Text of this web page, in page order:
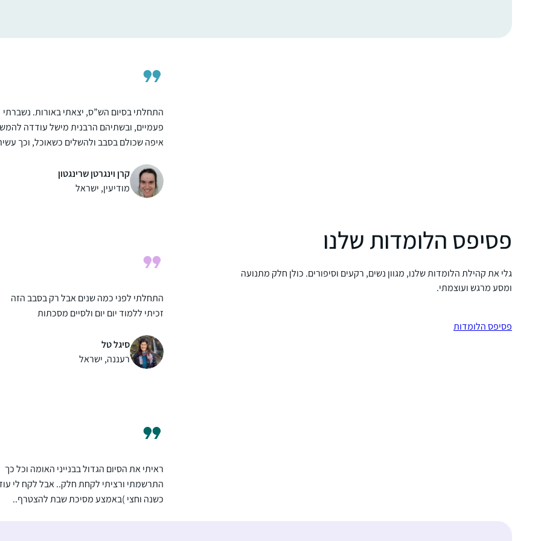
פסיפס הלומדות שלנו
גלי את קהילת הלומדות שלנו, מגוון נשים, רקעים וסיפורים. כולן חלק מתנועה
ומסע מרגש ועוצמתי.
פסיפס הלומדות
התחלתי בסיום הש”ס, יצאתי באורות. נשברתי
פעמיים, ובשתיהם הרבנית מישל עודדה
איפה שכולם בסבב ולהשלים כשאוכל, וכך
יום קצת, אפילו בחדר הלידה, בבידוד או בחו”ל.
לאט לאט יותר נינוחה בסוגיות. לא כולם מבינים
את הרצון, בפרט כפמניסטית. חשה סיפוק גדול
קרן וינגרטן שרינגטון
מודיעין, ישראל
התחלתי לפני כמה שנים אבל רק בסבב הזה
זכיתי ללמוד יום יום ולסיים מסכתות
סיגל טל
רעננה, ישראל
ראיתי את הסיום הגדול בבנייני האומה וכל כך
התרשמתי ורציתי לקחת חלק.. אבל לקח לי
כשנה וחצי )באמצע מסיכת שבת להצטרף..